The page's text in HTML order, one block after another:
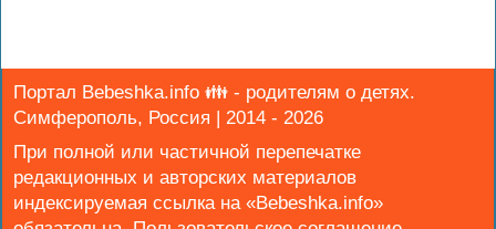
Портал Bebeshka.info 👪 - родителям о детях.
Симферополь, Россия | 2014 - 2026
При полной или частичной перепечатке
редакционных и авторских материалов
индексируемая ссылка на «Bebeshka.info»